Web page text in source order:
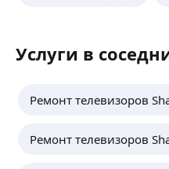
Услуги в
Ремонт телевизоров
Ремонт телевизоров